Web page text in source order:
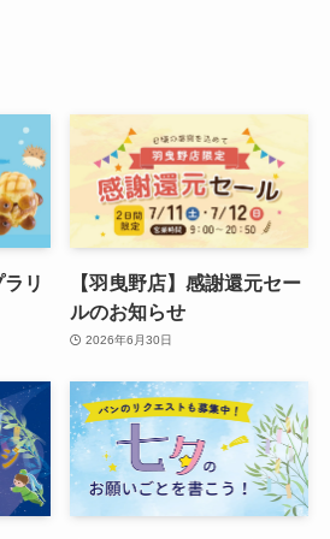
リ
【羽曳野店】感謝還元セー
ルのお知らせ
2026年6月30日